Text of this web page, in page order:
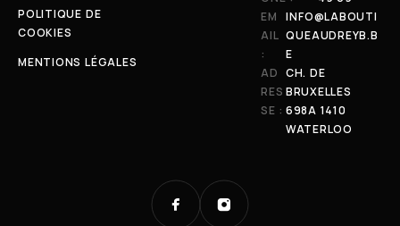
POLITIQUE DE
COOKIES
MENTIONS LÉGALES
EM
AIL
:
INFO@LABOUTI
QUEAUDREYB.B
E
AD
RES
SE :
CH. DE
BRUXELLES
698A 1410
WATERLOO